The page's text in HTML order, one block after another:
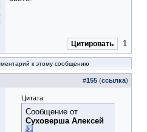
Цитировать 1
к этому сообщению
#155 (ссылка)
Цитата:
Сообщение от
Суховерша Алексей